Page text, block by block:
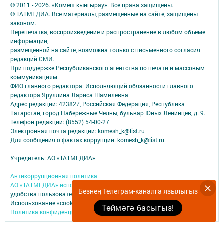
Безнең Телеграм-каналга язылыгыз
Төймәгә басыгыз!
© 2011 - 2026. «Комеш кынгырау». Все права защищены.
© ТАТМЕДИА. Все материалы, размещенные на сайте, защищены
законом.
Перепечатка, воспроизведение и распространение в любом объеме
информации,
размещенной на сайте, возможна только с письменного согласия
редакций СМИ.
При поддержке Республиканского агентства по печати и массовым
коммуникациям.
ФИО главного редактора: Исполняющий обязанности главного
редактора Яруллина Лариса Шамилевна
Адрес редакции: 423827, Российская Федерация, Республика
Татарстан, город Набережные Челны, бульвар Юных Ленинцев, д. 9.
Телефон редакции: (8552) 54-00-27
Электронная почта редакции: komesh_k@list.ru
Для сообщения о фактах коррупции: komesh_k@list.ru
Учредитель: АО «ТАТМЕДИА»
Антикоррупционная политика
АО «ТАТМЕДИА» использует «cookie»
для персонализации сервисов и
удобства пользователей сайтом.
Использование «cookie» можно отменить в настройках браузера.
Политика конфиденциальности